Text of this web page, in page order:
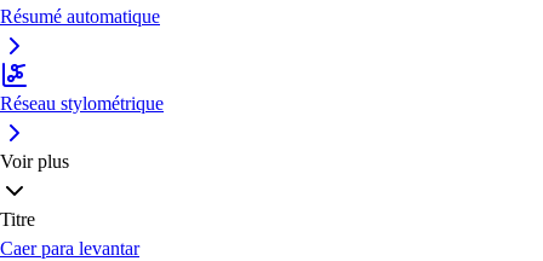
Résumé automatique
Réseau stylométrique
Voir plus
Titre
Caer para levantar